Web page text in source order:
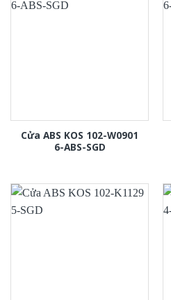
Cửa ABS KOS 102-W0901
6-ABS-SGD